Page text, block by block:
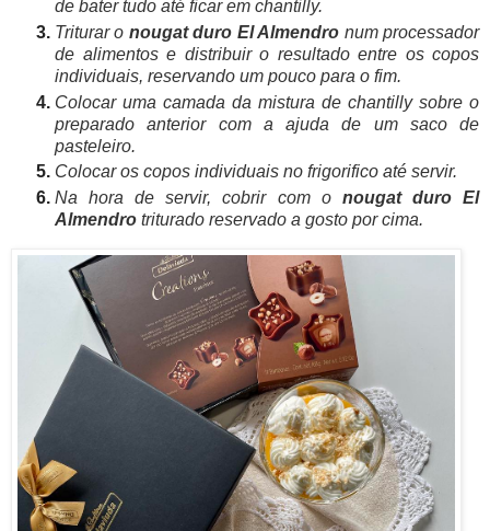
de bater tudo até ficar em chantilly.
Triturar o nougat duro El Almendro num processador
de alimentos e distribuir o resultado entre os copos
individuais, reservando um pouco para o fim.
Colocar uma camada da mistura de chantilly sobre o
preparado anterior com a ajuda de um saco de
pasteleiro.
Colocar os copos individuais no frigorifico até servir.
Na hora de servir, cobrir com o nougat duro El
Almendro triturado reservado a gosto por cima.